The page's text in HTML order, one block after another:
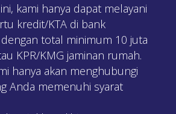
kami hanya dapat melayani
kredit/KTA di bank
total minimum 10 juta
KPR/KMG jaminan rumah.
hanya akan menghubungi
Anda memenuhi syarat